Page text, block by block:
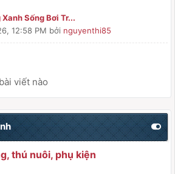
Sống Bơi Tr...
12:58 PM bởi nguyenthi85
viết nào
thú nuôi, phụ kiện